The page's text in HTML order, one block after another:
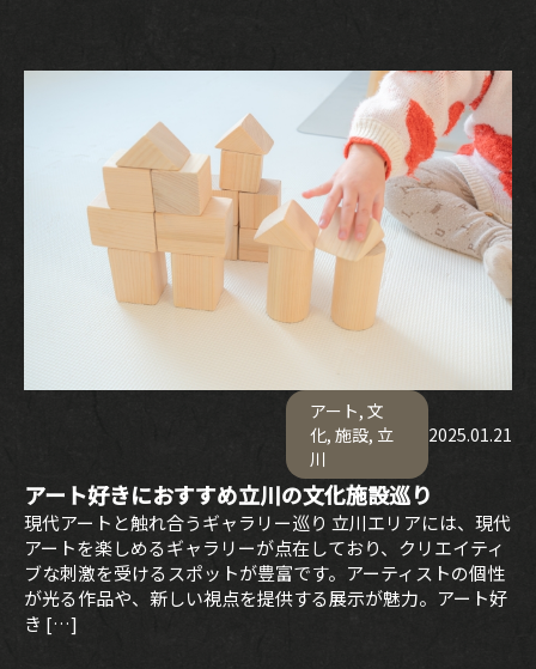
アート,文
化,施設, 立
川
2025.01.21
アート好きにおすすめ立川の文化施設巡り
現代アートと触れ合うギャラリー巡り 立川エリアには、現代
アートを楽しめるギャラリーが点在しており、クリエイティ
ブな刺激を受けるスポットが豊富です。アーティストの個性
が光る作品や、新しい視点を提供する展示が魅力。アート好
き […]